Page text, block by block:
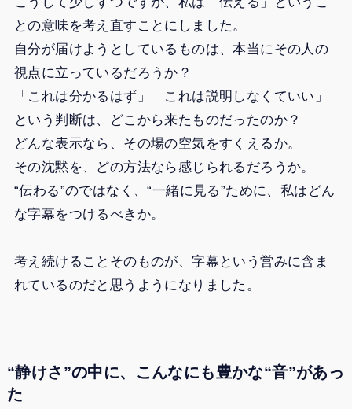
との意味を考え直すことにしました。
自分が届けようとしているものは、本当にその人の
視点に立っているだろうか？
「これは分かるはず」「これは説明しなくていい」
という判断は、どこから来たものだったのか？
どんな表示なら、その場の空気をすくえるか。
その沈黙を、どの方法なら感じられるだろうか。
“伝わる”のではなく、“一緒に見る”ために、私はどん
な字幕をつけるべきか。
考え続けることそのものが、字幕という営みに含ま
れているのだと思うようになりました。
“静けさ”の中に、こんなにも豊かな“音”があっ
た